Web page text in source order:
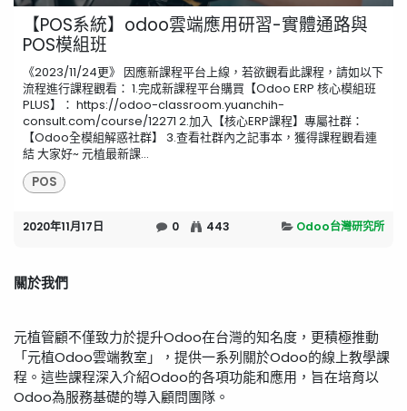
【POS系統】odoo雲端應用研習-實體通路與
POS模組班
《2023/11/24更》 因應新課程平台上線，若欲觀看此課程，請如以下
流程進行課程觀看： 1.完成新課程平台購買【Odoo ERP 核心模組班
PLUS】： https://odoo-classroom.yuanchih-
consult.com/course/12271 2.加入【核心ERP課程】專屬社群：
【Odoo全模組解惑社群】 3.查看社群內之記事本，獲得課程觀看連
結 大家好~ 元植最新課...
POS
2020年11月17日 0 443 Odoo台灣研究所
關於我們
元植管顧不僅致力於提升Odoo在台灣的知名度，更積極推動
「元植Odoo雲端教室」，提供一系列關於Odoo的線上教學課
程。這些課程深入介紹Odoo的各項功能和應用，旨在培育以
Odoo為服務基礎的導入顧問團隊。